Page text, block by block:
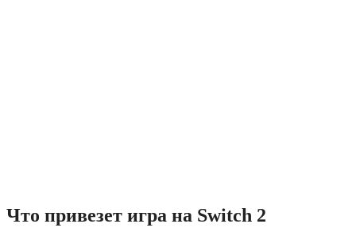
Что привезет игра на Switch 2